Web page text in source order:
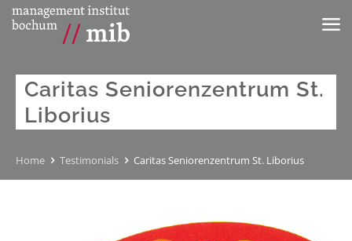
Caritas Seniorenzentrum St.
Liborius
Home Testimonials Caritas Seniorenzentrum St. Liborius